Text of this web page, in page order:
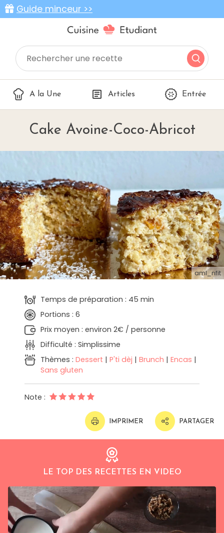
Guide minceur >>
A la Une Articles Entrée
Cake Avoine-Coco-Abricot
aml_nfit
Temps de préparation : 45 min
Portions : 6
Prix moyen : environ 2€ / personne
Difficulté : Simplissime
Thèmes : Dessert | P'ti dèj | Brunch | Encas |
Sans gluten
Note :
IMPRIMER PARTAGER
LE TOP DES RECETTES EN VIDEO